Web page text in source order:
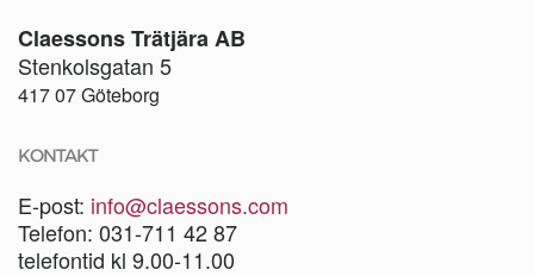
Claessons Trätjära AB
Stenkolsgatan 5
417 07 Göteborg
KONTAKT
E-post: info@claessons.com
Telefon: 031-711 42 87
telefontid kl 9.00-11.00